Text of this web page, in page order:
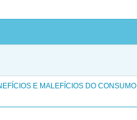
E MALEFÍCIOS DO CONSUMO